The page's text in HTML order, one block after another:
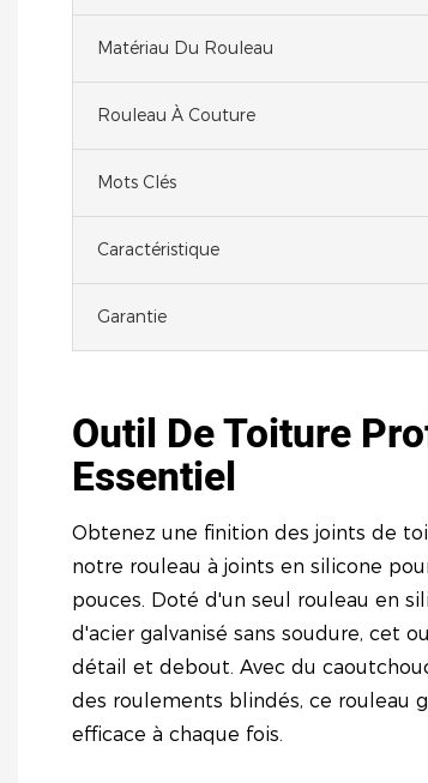
Matériau Du Rouleau
Rouleau À Couture
Mots Clés
Caractéristique
Garantie
Outil De Toiture
Essentiel
Obtenez une finition des joints de
notre rouleau à joints en silicone
pouces. Doté d'un seul rouleau en
d'acier galvanisé sans soudure, cet
détail et debout. Avec du
des roulements blindés, ce rouleau
efficace à chaque fois.